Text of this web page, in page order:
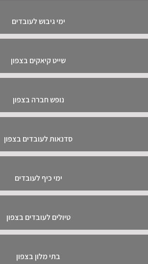
ימי גיבוש לעובדים
שייט קיאקים בצפון
נופש חברה בצפון
סדנאות לעובדים בצפון
ימי כיף לעובדים
טיולים לעובדים בצפון
בתי מלון בצפון